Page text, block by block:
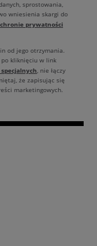
sprostowania,
wniesienia skargi do
prywatności
od jego otrzymania.
po kliknięciu w link
, nie łączy
że zapisując się
marketingowych.